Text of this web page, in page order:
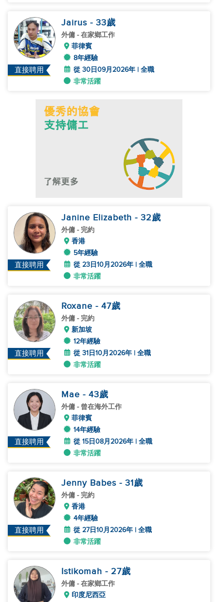
直接聘用
Jairus - 33歲
外傭 - 在家鄉工作
菲律賓
8年經驗
從 30日09月2026年 | 全職
非常活躍
直接聘用
Janine Elizabeth - 32歲
外傭 - 完約
香港
5年經驗
從 23日10月2026年 | 全職
非常活躍
直接聘用
Roxane - 47歲
外傭 - 完約
新加坡
12年經驗
從 31日10月2026年 | 全職
非常活躍
直接聘用
Mae - 43歲
外傭 - 曾在海外工作
菲律賓
14年經驗
從 15日08月2026年 | 全職
非常活躍
直接聘用
Jenny Babes - 31歲
外傭 - 完約
香港
4年經驗
從 27日10月2026年 | 全職
非常活躍
Istikomah - 27歲
外傭 - 在家鄉工作
印度尼西亞